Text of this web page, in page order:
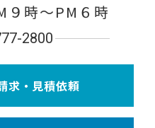
９時〜PM６時
2800
求・見積依頼